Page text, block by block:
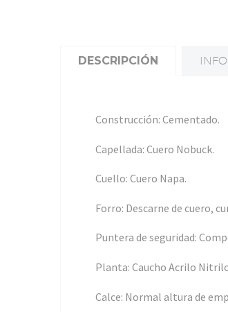
DESCRIPCIÓN
Construcción: Cementado.
Capellada: Cuero Nobuck.
Cuello: Cuero Napa.
Forro: Descarne de cuero,
Puntera de seguridad:
Planta: Caucho Acrilo
Calce: Normal altura de